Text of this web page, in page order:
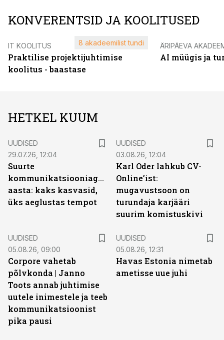
KONVERENTSID JA KOOLITUSED
IT KOOLITUS
Praktilise projektijuhtimise
koolitus - baastase
8 akadeemilist tundi ÄRIPÄEVA
AI müügis ja
HETKEL KUUM
UUDISED
29.07.26, 12:04
Suurte
kommunikatsiooniagentuuride
aasta: kaks kasvasid,
üks aeglustas tempot
UUDISED
03.08.26, 12:04
Karl Oder lahkub CV-
Online’ist:
mugavustsoon on
turundaja karjääri
suurim komistuskivi
UUDISED
05.08.26, 09:00
Corpore vahetab
põlvkonda | Janno
Toots annab juhtimise
uutele inimestele ja teeb
kommunikatsioonist
pika pausi
UUDISED
05.08.26, 12:31
Havas Estonia nimetab
ametisse uue juhi